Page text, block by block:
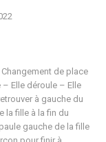
de place
– Elle déroule – Elle
à gauche du
la fille à la fin du
gauche de la fille